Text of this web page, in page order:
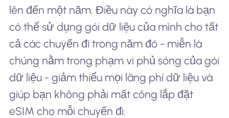
lên đến một năm. Điều này có nghĩa là bạn
có thể sử dụng gói dữ liệu của mình cho tất
cả các chuyến đi trong năm đó - miễn là
chúng nằm trong phạm vi phủ sóng của gói
dữ liệu - giảm thiểu mọi lãng phí dữ liệu và
giúp bạn không phải mất công lắp đặt
eSIM cho mỗi chuyến đi.